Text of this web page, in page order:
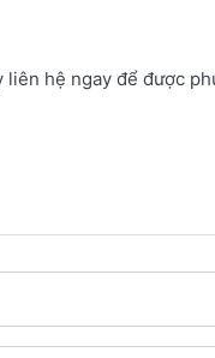
liên hệ ngay để được